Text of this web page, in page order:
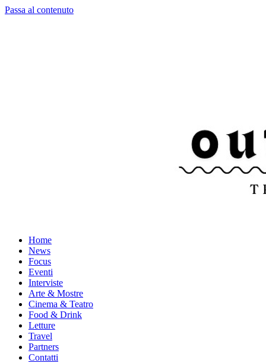
Passa al contenuto
Home
News
Focus
Eventi
Interviste
Arte & Mostre
Cinema & Teatro
Food & Drink
Letture
Travel
Partners
Contatti